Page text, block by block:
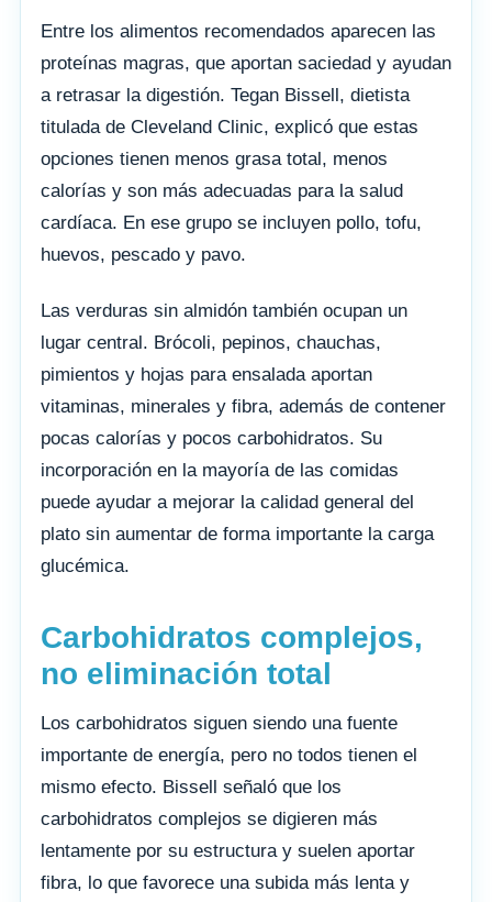
Entre los alimentos recomendados aparecen las
proteínas magras, que aportan saciedad y ayudan
a retrasar la digestión. Tegan Bissell, dietista
titulada de Cleveland Clinic, explicó que estas
opciones tienen menos grasa total, menos
calorías y son más adecuadas para la salud
cardíaca. En ese grupo se incluyen pollo, tofu,
huevos, pescado y pavo.
Las verduras sin almidón también ocupan un
lugar central. Brócoli, pepinos, chauchas,
pimientos y hojas para ensalada aportan
vitaminas, minerales y fibra, además de contener
pocas calorías y pocos carbohidratos. Su
incorporación en la mayoría de las comidas
puede ayudar a mejorar la calidad general del
plato sin aumentar de forma importante la carga
glucémica.
Carbohidratos complejos,
no eliminación total
Los carbohidratos siguen siendo una fuente
importante de energía, pero no todos tienen el
mismo efecto. Bissell señaló que los
carbohidratos complejos se digieren más
lentamente por su estructura y suelen aportar
fibra, lo que favorece una subida más lenta y